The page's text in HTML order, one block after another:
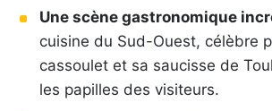
Une scène gastronomique
cuisine du Sud-Ouest, célèbre
cassoulet et sa saucisse de
les papilles des visiteurs.